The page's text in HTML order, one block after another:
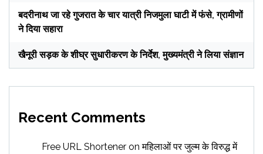
बदरीनाथ जा रहे गुजरात के चार यात्री निजमुला घाटी में फंसे, ग्रामीणों
ने दिया सहारा
खैनूरी सड़क के शीघ्र सुधारीकरण के निर्देश, मुख्यमंत्री ने लिया संज्ञान
Recent Comments
Free URL Shortener onमहिलाओं पर जुल्म के विरुद्ध में